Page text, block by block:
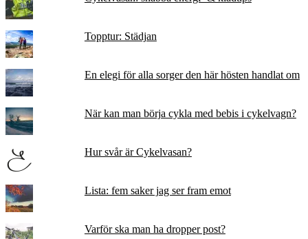
Topptur: Städjan
En elegi för alla sorger den här hösten handlat om
När kan man börja cykla med bebis i cykelvagn?
Hur svår är Cykelvasan?
Lista: fem saker jag ser fram emot
Varför ska man ha dropper post?